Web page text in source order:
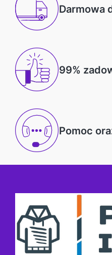
Darmowa
99%
Pomoc